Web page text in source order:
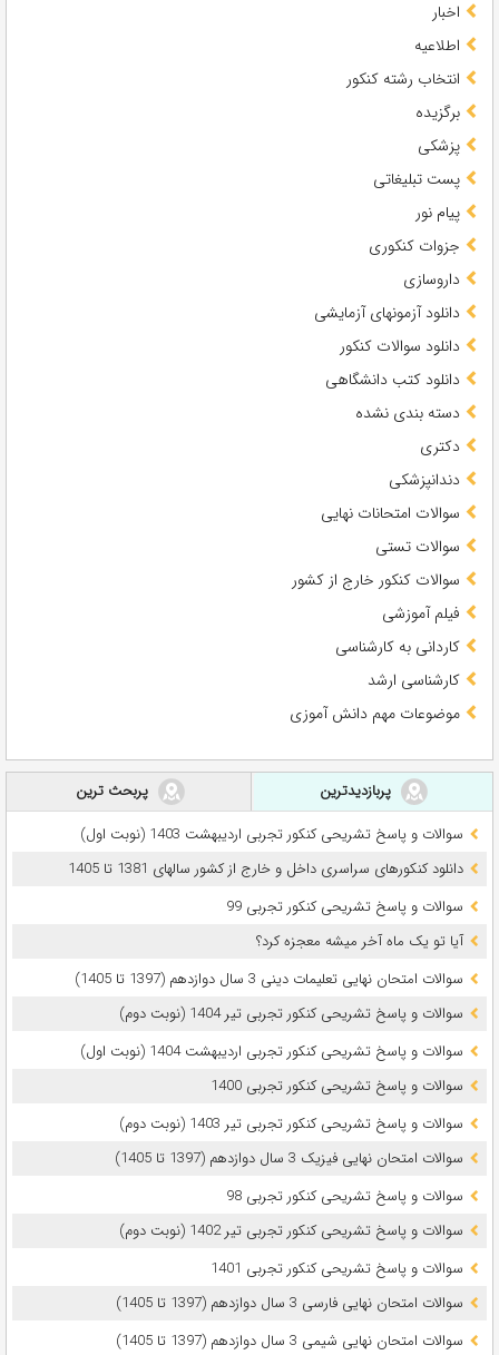
اخبار
اطلاعیه
انتخاب رشته کنکور
برگزیده
پزشکی
پست تبلیغاتی
پیام نور
جزوات کنکوری
داروسازی
دانلود آزمونهای آزمایشی
دانلود سوالات کنکور
دانلود کتب دانشگاهی
دسته بندی نشده
دکتری
دندانپزشکی
سوالات امتحانات نهایی
سوالات تستی
سوالات کنکور خارج از کشور
فیلم آموزشی
کاردانی به کارشناسی
کارشناسی ارشد
موضوعات مهم دانش آموزی
پربازدیدترین
پربحث ترین
سوالات و پاسخ تشریحی کنکور تجربی اردیبهشت 1403 (نوبت اول)
دانلود کنکورهای سراسری داخل و خارج از کشور سالهای 1381 تا 1405
سوالات و پاسخ تشریحی کنکور تجربی 99
آیا تو یک ماه آخر میشه معجزه کرد؟
سوالات امتحان نهایی تعلیمات دینی 3 سال دوازدهم (1397 تا 1405)
سوالات و پاسخ تشریحی کنکور تجربی تیر 1404 (نوبت دوم)
سوالات و پاسخ تشریحی کنکور تجربی اردیبهشت 1404 (نوبت اول)
سوالات و پاسخ تشریحی کنکور تجربی 1400
سوالات و پاسخ تشریحی کنکور تجربی تیر 1403 (نوبت دوم)
سوالات امتحان نهایی فیزیک 3 سال دوازدهم (1397 تا 1405)
سوالات و پاسخ تشریحی کنکور تجربی 98
سوالات و پاسخ تشریحی کنکور تجربی تیر 1402 (نوبت دوم)
سوالات و پاسخ تشریحی کنکور تجربی 1401
سوالات امتحان نهایی فارسی 3 سال دوازدهم (1397 تا 1405)
سوالات امتحان نهایی شیمی 3 سال دوازدهم (1397 تا 1405)